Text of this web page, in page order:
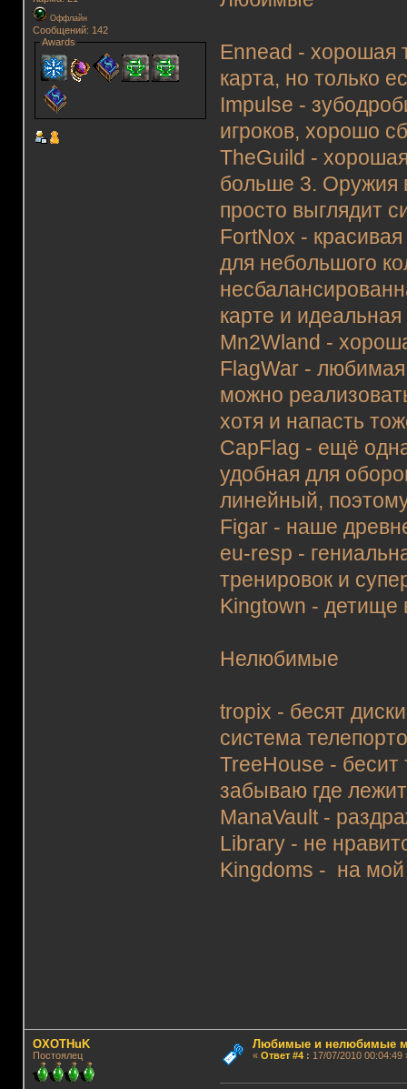
Оффлайн
Сообщений: 142
Awards
Ennead - хорошая
карта, но только
Impulse -
игроков, хорошо
TheGuild -
больше 3. Оружия
просто выглядит
FortNox -
для небольшого
карте и
Mn2Wland -
FlagWar -
можно
хотя и напасть
CapFlag - ещё
удобная для
линейный,
Figar - наше
eu-resp -
тренировок и
Kingtown - детище
Нелюбимые
tropix - бесят
система
TreeHouse - бесит
забываю где
ManaVault -
Library - не
Kingdoms - на мой
OXOTHuK
Постоялец
Любимые и нелюбимые
« Ответ #4: 17/07/2010 00:04:49